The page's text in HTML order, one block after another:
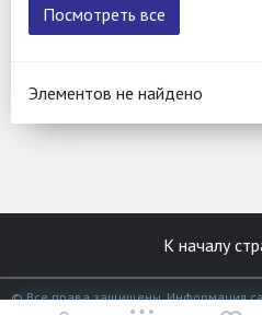
Посмотреть все
Элементов не найдено
К началу
© Все права защищены. Информация